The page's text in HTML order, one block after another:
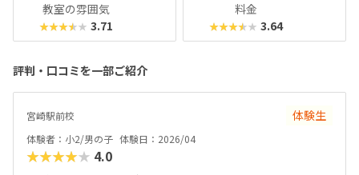
教室の雰囲気
★★★★★ 3.71
料金
★★★★★ 3.64
評判・口コミを一部ご紹介
宮崎駅前校 体験生
体験者：小2/男の子 体験日：2026/04
★★★★★ 4.0